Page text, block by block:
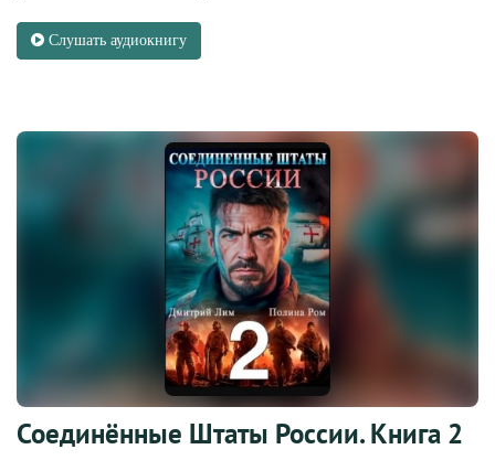
Слушать аудиокнигу
Соединённые Штаты России. Книга 2